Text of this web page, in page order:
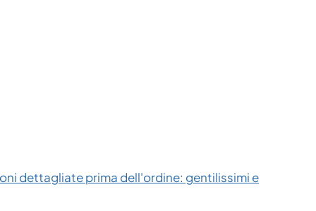
dettagliate prima dell'ordine: gentilissimi e